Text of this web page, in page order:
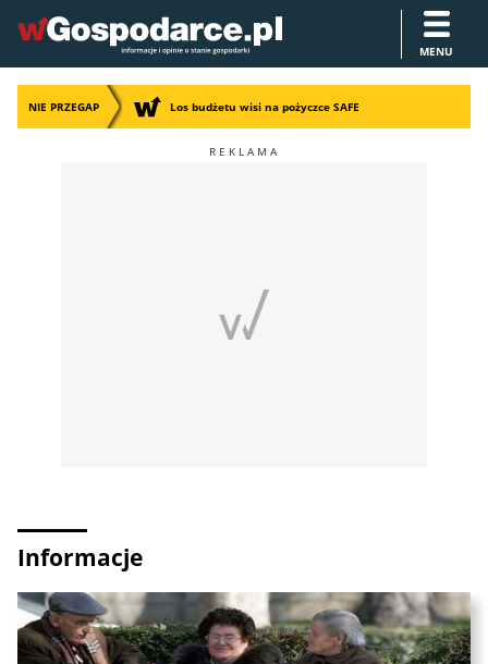
MENU
NIE PRZEGAP Los budżetu wisi na pożyczce SAFE
Informacje